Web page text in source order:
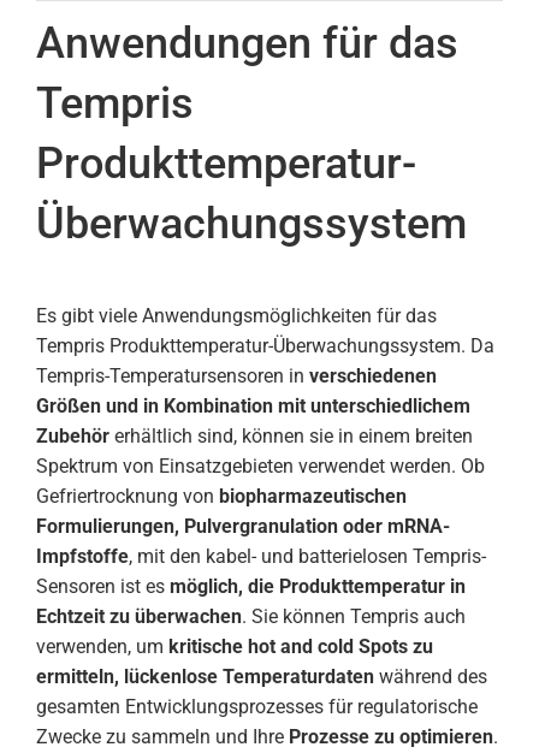
Anwendungen für das
Tempris
Produkttemperatur-
Überwachungssystem
Es gibt viele Anwendungsmöglichkeiten für das
Tempris Produkttemperatur-Überwachungssystem. Da
Tempris-Temperatursensoren in verschiedenen
Größen und in Kombination mit unterschiedlichem
Zubehörerhältlich sind, können sie in einem breiten
Spektrum von Einsatzgebieten verwendet werden. Ob
Gefriertrocknung von biopharmazeutischen
Formulierungen, Pulvergranulation oder mRNA-
Impfstoffe, mit den kabel- und batterielosen Tempris-
Sensoren ist es möglich, die Produkttemperatur in
Echtzeit zu überwachen. Sie können Tempris auch
verwenden, um kritische hot and cold Spots zu
ermitteln, lückenlose Temperaturdatenwährend des
gesamten Entwicklungsprozesses für regulatorische
Zwecke zu sammeln und Ihre Prozesse zu optimieren.